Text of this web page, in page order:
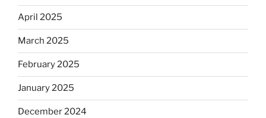
April 2025
March 2025
February 2025
January 2025
December 2024